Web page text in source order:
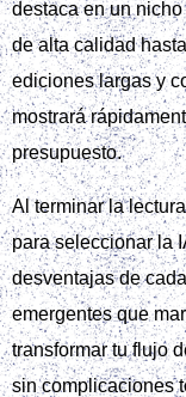
destaca en un
de alta calidad
ediciones largas y
mostrará
presupuesto.
Al terminar la
para seleccionar la
desventajas de
emergentes que
transformar tu flujo
sin complicaciones